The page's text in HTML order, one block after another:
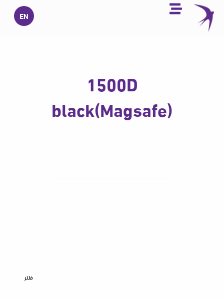
تخطي
المحتوى
EN
1500D
black(Magsafe)
فلتر